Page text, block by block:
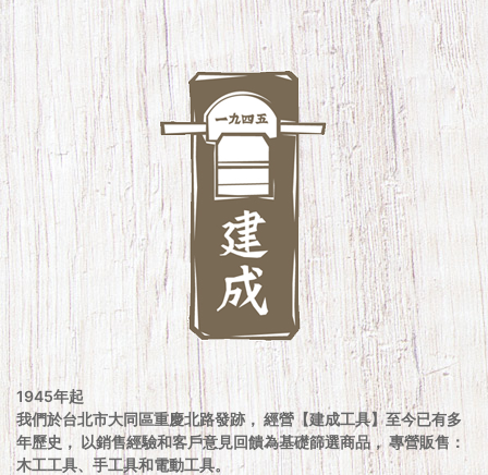
1945年起
我們於台北市大同區重慶北路發跡， 經營【建成工具】至今已有多
年歷史， 以銷售經驗和客戶意見回饋為基礎篩選商品， 專營販售：
木工工具、手工具和電動工具。